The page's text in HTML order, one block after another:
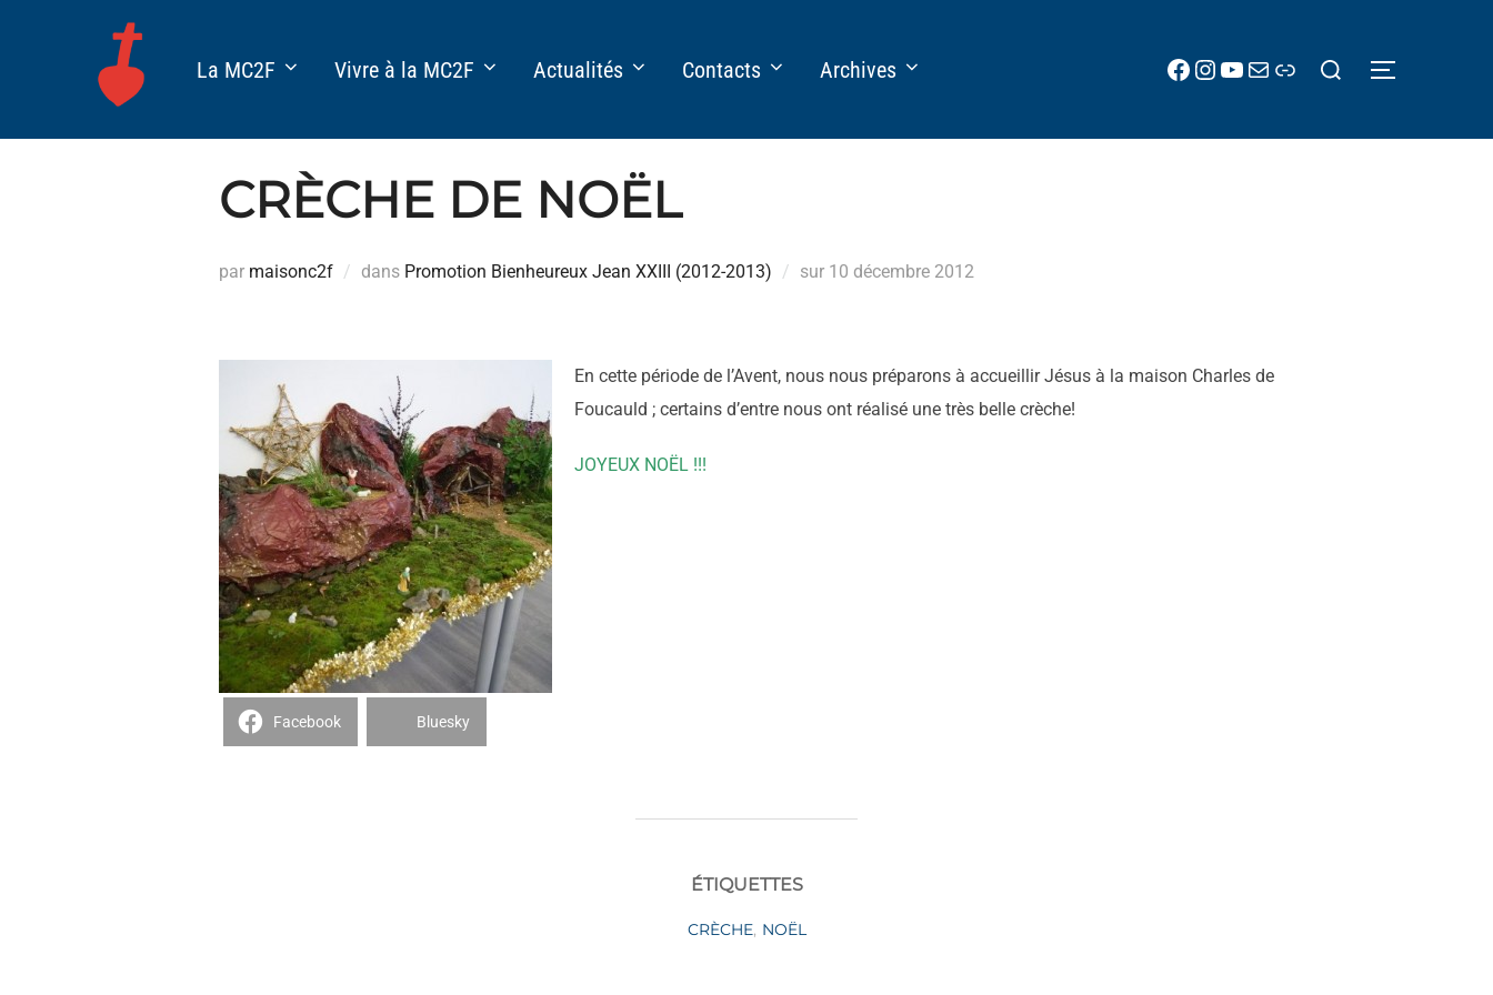
La MC2F Vivre à la MC2F Actualités Contacts Archives Facebook
Instagram
YouTube
E-mail
Lien
Rechercher :
CRÈCHE DE NOËL
par maisonc2f dans Promotion Bienheureux Jean XXIII (2012-2013) sur Publié
10 décembre 2012
En cette période de l’Avent, nous nous préparons à accueillir Jésus à la maison Charles de
Foucauld ; certains d’entre nous ont réalisé une très belle crèche!
JOYEUX NOËL !!!
Facebook Bluesky
ÉTIQUETTES
CRÈCHE, NOËL